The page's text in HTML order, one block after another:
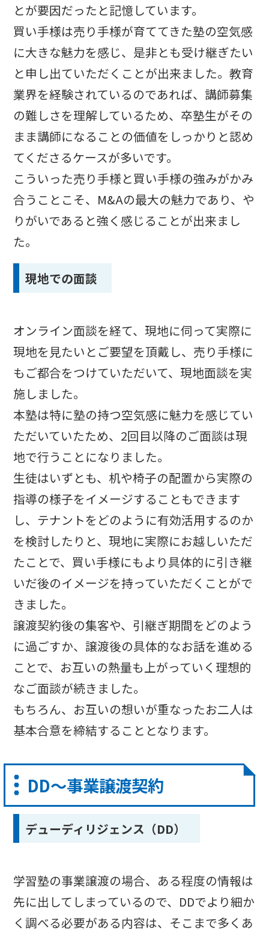
とが要因だったと記憶しています。
買い手様は売り手様が育ててきた塾の空気感
に大きな魅力を感じ、是非とも受け継ぎたい
と申し出ていただくことが出来ました。教育
業界を経験されているのであれば、講師募集
の難しさを理解しているため、卒塾生がその
まま講師になることの価値をしっかりと認め
てくださるケースが多いです。
こういった売り手様と買い手様の強みがかみ
合うことこそ、M&Aの最大の魅力であり、や
りがいであると強く感じることが出来まし
た。
現地での面談
オンライン面談を経て、現地に伺って実際に
現地を見たいとご要望を頂戴し、売り手様に
もご都合をつけていただいて、現地面談を実
施しました。
本塾は特に塾の持つ空気感に魅力を感じてい
ただいていたため、2回目以降のご面談は現
地で行うことになりました。
生徒はいずとも、机や椅子の配置から実際の
指導の様子をイメージすることもできます
し、テナントをどのように有効活用するのか
を検討したりと、現地に実際にお越しいただ
たことで、買い手様にもより具体的に引き継
いだ後のイメージを持っていただくことがで
きました。
譲渡契約後の集客や、引継ぎ期間をどのよう
に過ごすか、譲渡後の具体的なお話を進める
ことで、お互いの熱量も上がっていく理想的
なご面談が続きました。
もちろん、お互いの想いが重なったお二人は
基本合意を締結することとなります。
DD〜事業譲渡契約
デューディリジェンス（DD）
学習塾の事業譲渡の場合、ある程度の情報は
先に出してしまっているので、DDでより細か
く調べる必要がある内容は、そこまで多くあ